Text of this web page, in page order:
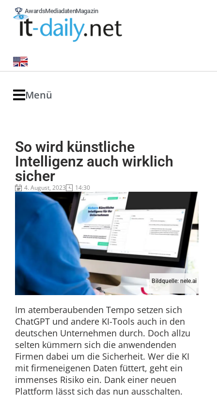
AwardsMediadatenMagazin
Menü
So wird künstliche
Intelligenz auch wirklich
sicher
4. August, 2023 14:30
Bildquelle: nele.ai
Im atemberaubenden Tempo setzen sich
ChatGPT und andere KI-Tools auch in den
deutschen Unternehmen durch. Doch allzu
selten kümmern sich die anwendenden
Firmen dabei um die Sicherheit. Wer die KI
mit firmeneigenen Daten füttert, geht ein
immenses Risiko ein. Dank einer neuen
Plattform lässt sich das nun ausschalten.